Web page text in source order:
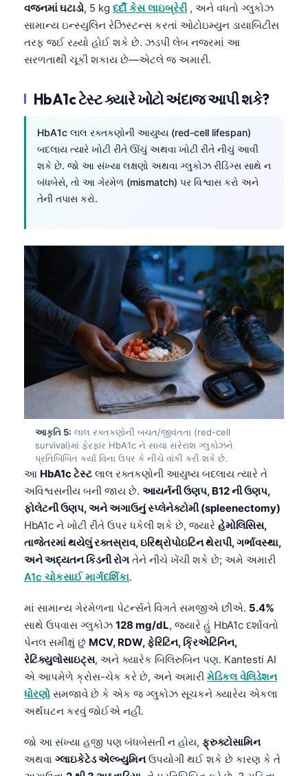
વજનમાં ઘટાડો, 5 kg દર્દી કેસ લાઇબ્રેરી, અને વધતો ગ્લુકોઝ
સામાન્ય ઇન્સ્યુલિન રેઝિસ્ટન્સ કરતાં ઓટોઇમ્યુન ડાયાબિટીસ
તરફ જઈ રહ્યો હોઈ શકે છે. ઝડપી લેબ નજરમાં આ
સરળતાથી ચૂકી શકાય છે—એટલે જ અમારી.
HbA1c ટેસ્ટ ક્યારે ખોટો અંદાજ આપી શકે?
HbA1c લાલ રક્તકણોની આયુષ્ય (red-cell lifespan)
બદલાય ત્યારે ખોટી રીતે ઊંચું અથવા ખોટી રીતે નીચું આવી
શકે છે. જો આ સંખ્યા લક્ષણો અથવા ગ્લુકોઝ રીડિંગ્સ સાથે ન
બંધબેસે, તો આ ગેરમેળ (mismatch) પર વિશ્વાસ કરો અને
તેની તપાસ કરો.
આકૃતિ 5: લાલ રક્તકણોની બચત/જીવંતતા (red-cell
survival)માં ફેરફાર HbA1c ને સાચા સરેરાશ ગ્લુકોઝને
પ્રતિબિંબિત કર્યા વિના ઉપર કે નીચે વાંકી કરી શકે છે.
આ HbA1c ટેસ્ટ લાલ રક્તકણોની આયુષ્ય બદલાય ત્યારે તે
અવિશ્વસનીય બની જાય છે. આયર્નની ઉણપ, B12 ની ઉણપ,
ફોલેટની ઉણપ, અને અગાઉનું સ્પ્લેનેક્ટોમી (spleenectomy)
HbA1c ને ખોટી રીતે ઉપર ધકેલી શકે છે, જ્યારે હેમોલિસિસ,
તાજેતરમાં થયેલું રક્તસ્રાવ, ઇરિથ્રોપોઇટિન થેરાપી, ગર્ભાવસ્થા,
અને અદ્યતન કિડની રોગ તેને નીચે ખેંચી શકે છે; અમે અમારી
A1c ચોકસાઈ માર્ગદર્શિકા.
માં સામાન્ય ગેરમેળના પેટર્ન્સને વિગતે સમજીએ છીએ. 5.4%
સાથે ઉપવાસ ગ્લુકોઝ 128 mg/dL, જ્યારે હું HbA1c દર્શાવતો
પેનલ સમીક્ષું છું MCV, RDW, ફેરિટિન, ક્રિએટિનિન,
રેટિક્યુલોસાઇટ્સ, અને ક્યારેક બિલિરુબિન પણ. Kantesti AI
એ આપમેળે ક્રોસ-ચેક કરે છે, અને અમારી મેડિકલ વેલિડેશન
ધોરણો સમજાવે છે કે એક જ ગ્લુકોઝ સૂચકને ક્યારેય એકલા
અર્થઘટન કરવું જોઈએ નહીં.
જો આ સંખ્યા હજી પણ બંધબેસતી ન હોય, ફ્રુક્ટોસામિન
અથવા ગ્લાઇકેટેડ એલ્બ્યુમિનઉપયોગી થઈ શકે છે કારણ કે તે